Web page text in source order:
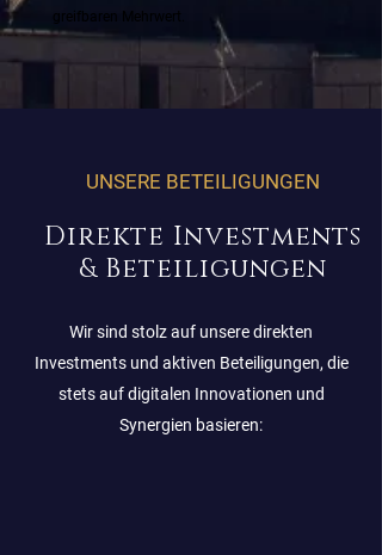
greifbaren Mehrwert.
UNSERE BETEILIGUNGEN
Direkte Investments
& Beteiligungen
Wir sind stolz auf unsere direkten
Investments und aktiven Beteiligungen, die
stets auf digitalen Innovationen und
Synergien basieren: